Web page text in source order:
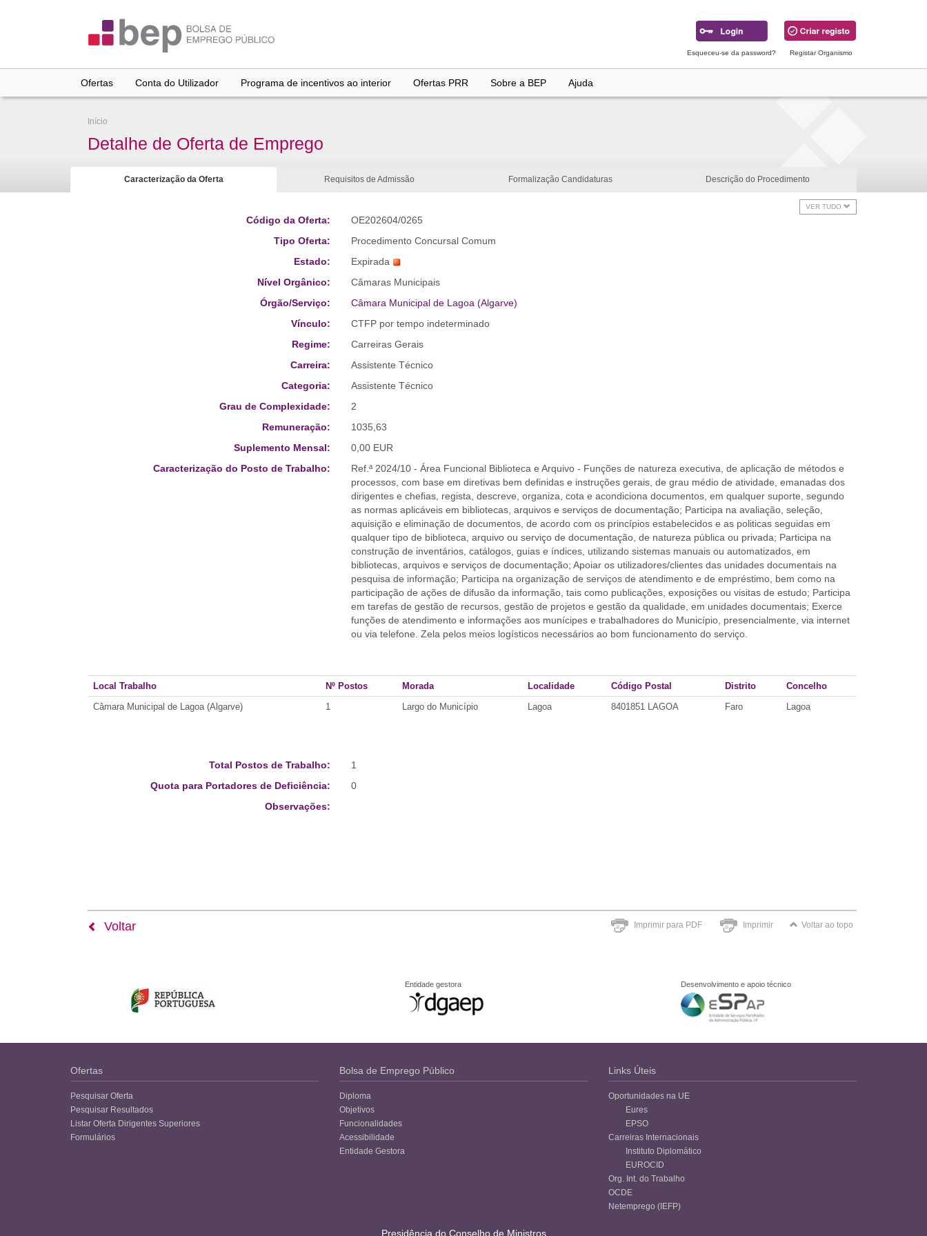
Esqueceu-se da password? Registar Organismo
Ofertas Conta do Utilizador Programa de incentivos ao interior Ofertas PRR Sobre a BEP Ajuda
Início
Detalhe de Oferta de Emprego
Caracterização da Oferta Requisitos de Admissão Formalização Candidaturas Descrição do Procedimento
VER TUDO
Código da Oferta:
OE202604/0265
Tipo Oferta:
Procedimento Concursal Comum
Estado:
Expirada
Nível Orgânico:
Câmaras Municipais
Órgão/Serviço:
Câmara Municipal de Lagoa (Algarve)
Vínculo:
CTFP por tempo indeterminado
Regime:
Carreiras Gerais
Carreira:
Assistente Técnico
Categoria:
Assistente Técnico
Grau de Complexidade:
2
Remuneração:
1035,63
Suplemento Mensal:
0,00 EUR
Caracterização do Posto de Trabalho:
Ref.ª 2024/10 - Área Funcional Biblioteca e Arquivo - Funções de natureza executiva, de aplicação de métodos e
processos, com base em diretivas bem definidas e instruções gerais, de grau médio de atividade, emanadas dos
dirigentes e chefias, regista, descreve, organiza, cota e acondiciona documentos, em qualquer suporte, segundo
as normas aplicáveis em bibliotecas, arquivos e serviços de documentação; Participa na avaliação, seleção,
aquisição e eliminação de documentos, de acordo com os princípios estabelecidos e as politicas seguidas em
qualquer tipo de biblioteca, arquivo ou serviço de documentação, de natureza pública ou privada; Participa na
construção de inventários, catálogos, guias e índices, utilizando sistemas manuais ou automatizados, em
bibliotecas, arquivos e serviços de documentação; Apoiar os utilizadores/clientes das unidades documentais na
pesquisa de informação; Participa na organização de serviços de atendimento e de empréstimo, bem como na
participação de ações de difusão da informação, tais como publicações, exposições ou visitas de estudo; Participa
em tarefas de gestão de recursos, gestão de projetos e gestão da qualidade, em unidades documentais; Exerce
funções de atendimento e informações aos munícipes e trabalhadores do Município, presencialmente, via internet
ou via telefone. Zela pelos meios logísticos necessários ao bom funcionamento do serviço.
Local Trabalho Nº Postos Morada Localidade Código Postal Distrito
Concelho
Câmara Municipal de Lagoa (Algarve)
1 Largo do Município Lagoa 8401851 LAGOA Faro Lagoa
Total Postos de Trabalho:
1
Quota para Portadores de Deficiência:
0
Observações:
Imprimir para PDF Imprimir Voltar ao topo
Voltar
Entidade gestora Desenvolvimento e apoio técnico
Ofertas
Pesquisar Oferta
Pesquisar Resultados
Listar Oferta Dirigentes Superiores
Formulários
Bolsa de Emprego Público
Diploma
Objetivos
Funcionalidades
Acessibilidade
Entidade Gestora
Links Úteis
Oportunidades na UE
Eures
EPSO
Carreiras Internacionais
Instituto Diplomático
EUROCID
Org. Int. do Trabalho
OCDE
Netemprego (IEFP)
Presidência do Conselho de Ministros